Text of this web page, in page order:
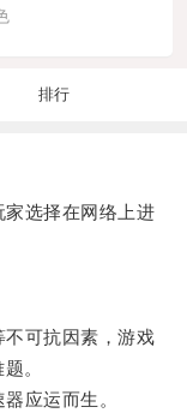
排行
选择在网络上进
可抗因素，游戏
。
应运而生。